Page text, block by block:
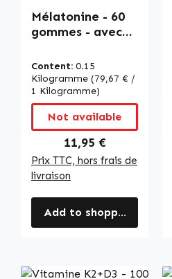
Mélatonine - 60
gommes - avec
extrait de
lavande et de
valériane |
Warnke
Vitalstoffe
Content: 0.15
Kilogramme (79,67 € /
1 Kilogramme)
Not available
Regular price:
11,95 €
Prix TTC, hors frais de
livraison
Add to shopping cart